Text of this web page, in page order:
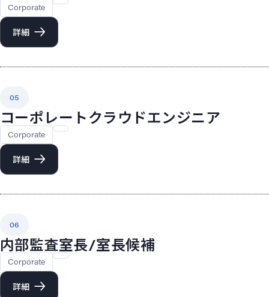
Corporate
詳細
05
コーポレートクラウドエンジニア
Corporate
詳細
06
内部監査室長/室長候補
Corporate
詳細